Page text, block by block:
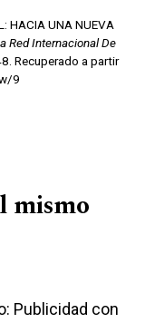
HACIA UNA NUEVA
Red Internacional De
Recuperado a partir
9
mismo
Publicidad con